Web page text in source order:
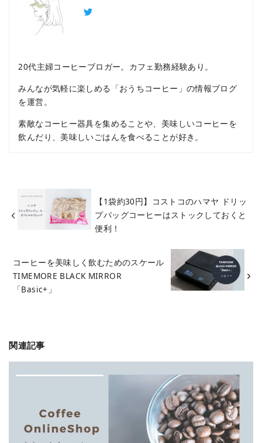
20代主婦コーヒーブロガー。カフェ勤務経験あり。
みんなが気軽に楽しめる「おうちコーヒー」の情報ブログ
を運営。
素敵なコーヒー器具を集めることや、美味しいコーヒーを
飲んだり、美味しいごはんを食べることが好き。
【1袋約30円】コストコのハマヤ ドリッ
プバッグコーヒーはストックしておくと
便利！
コーヒーを美味しく飲むためのスケール
TIMEMORE BLACK MIRROR
「Basic+」
関連記事